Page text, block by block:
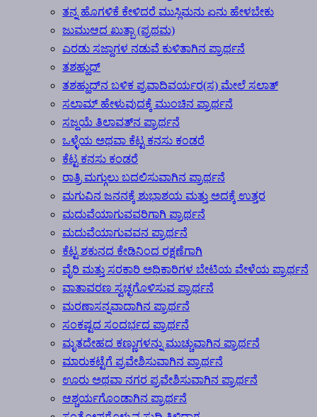
ತನ್ನ ಹೊಗಳಿಕೆ ಕೇಳಿದರೆ ಮುಸ್ಲಿಮನು ಏನು ಹೇಳಬೇಕು
ಜುಮುಆದ ಖುತ್ಬಾ (ಪ್ರಥಮ)
ಎರಡು ಸಜ್ದಾಗಳ ನಡುವೆ ಕುಳಿತಾಗಿನ ಪ್ರಾರ್ಥನೆ
ತಶಹ್ಹುದ್
ತಶಹ್ಹುದ್‍ನ ಬಳಿಕ ಪ್ರವಾದಿವರ್ಯರ(ಸ) ಮೇಲೆ ಸಲಾತ್
ಸಲಾಮ್ ಹೇಳುವುದಕ್ಕೆ ಮುಂಚಿನ ಪ್ರಾರ್ಥನೆ
ಸಜ್ದಯೆ ತಿಲಾವತ್‍ನ ಪ್ರಾರ್ಥನೆ
ಒಳ್ಳೆಯ ಅಥವಾ ಕೆಟ್ಟ ಕನಸು ಕಂಡರೆ
ಕೆಟ್ಟ ಕನಸು ಕಂಡರೆ
ರಾತ್ರಿ ಮಗ್ಗುಲು ಬದಲಿಸುವಾಗಿನ ಪ್ರಾರ್ಥನೆ
ಮಗುವಿನ ಜನನಕ್ಕೆ ಶುಭಾಶಯ ಮತ್ತು ಅದಕ್ಕೆ ಉತ್ತರ
ಮದುವೆಯಾಗುವವರಿಗಾಗಿ ಪ್ರಾರ್ಥನೆ
ಮದುವೆಯಾಗುವವನ ಪ್ರಾರ್ಥನೆ
ಕೆಟ್ಟ ಶಕುನದ ಕೇಡಿನಿಂದ ರಕ್ಷಣೆಗಾಗಿ
ವೈರಿ ಮತ್ತು ಸರಕಾರಿ ಅಧಿಕಾರಿಗಳ ಬೇಟಿಯ ವೇಳೆಯ ಪ್ರಾರ್ಥನೆ
ವಾತಾವರಣ ಸ್ವಚ್ಛಗೊಳಿಸುವ ಪ್ರಾರ್ಥನೆ
ಮರಣಾಸನ್ನವಾದಾಗಿನ ಪ್ರಾರ್ಥನೆ
ಸಂಕಷ್ಟದ ಸಂದರ್ಭದ ಪ್ರಾರ್ಥನೆ
ಮೃತದೇಹದ ಕಣ್ಣುಗಳನ್ನು ಮುಚ್ಚುವಾಗಿನ ಪ್ರಾರ್ಥನೆ
ಮಾರುಕಟ್ಟೆಗೆ ಪ್ರವೇಶಿಸುವಾಗಿನ ಪ್ರಾರ್ಥನೆ
ಊರು ಅಥವಾ ನಗರ ಪ್ರವೇಶಿಸುವಾಗಿನ ಪ್ರಾರ್ಥನೆ
ಆಶ್ಚರ್ಯಗೊಂಡಾಗಿನ ಪ್ರಾರ್ಥನೆ